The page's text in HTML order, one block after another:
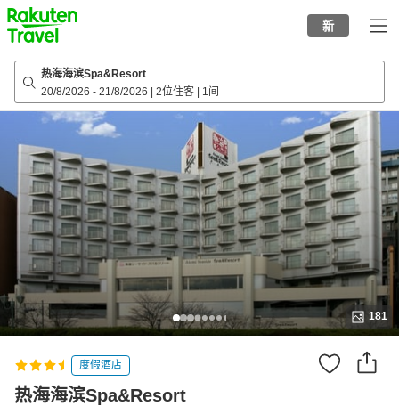
to
top
page
新
热海海滨Spa&Resort
20/8/2026 - 21/8/2026 2位住客 1间
181
度假酒店
热海海滨Spa&Resort